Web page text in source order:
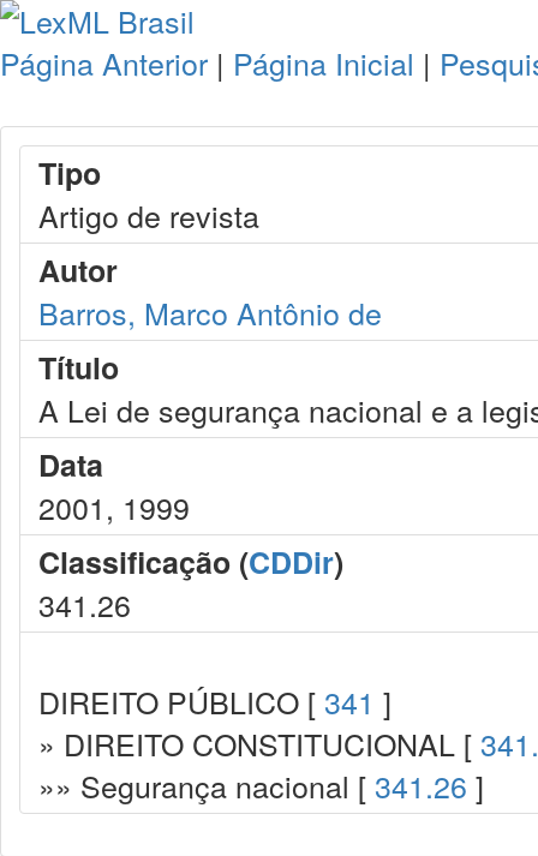
Página Anterior | Página Inicial |
Tipo
Artigo de revista
Autor
Barros, Marco Antônio de
Título
A Lei de segurança nacional e a
Data
2001, 1999
Classificação (CDDir)
341.26
DIREITO PÚBLICO [ 341 ]
» DIREITO CONSTITUCIONAL [
»» Segurança nacional [ 341.26 ]